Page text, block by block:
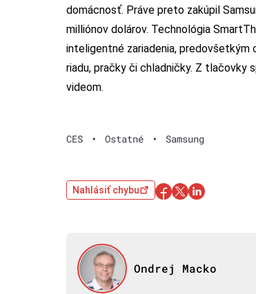
domácnosť. Práve preto zakúpil
milliónov dolárov. Technológia
inteligentné zariadenia, predovšetkým
riadu, pračky či chladničky. Z tlačovky
videom.
CES • Ostatné • Samsung
Nahlásiť chybu
Ondrej Macko